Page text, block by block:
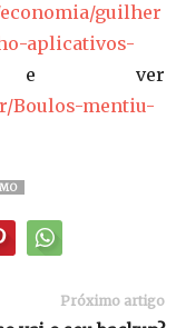
guilher
aplicativos-
ver
Boulos-mentiu-
Próximo artigo